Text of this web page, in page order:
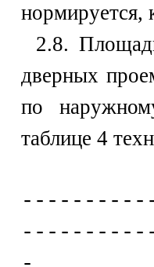
нормируется,
2.8.
дверных
по
таблице 4